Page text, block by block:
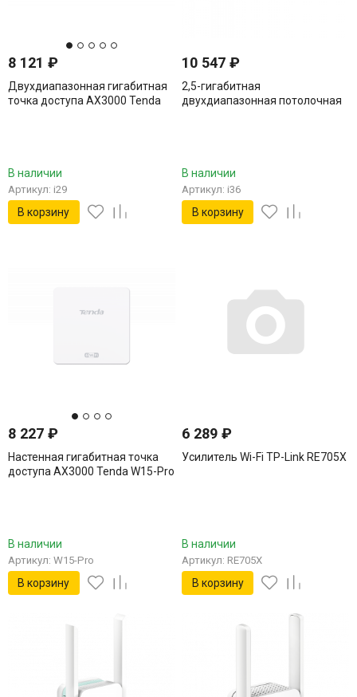
8 121 ₽
Двухдиапазонная гигабитная
точка доступа AX3000 Tenda
В наличии
Артикул: i29
В корзину
10 547₽
2,5-гигабитная
двухдиапазонная потолочная
В наличии
Артикул: i36
В корзину
8 227 ₽
Настенная гигабитная точка
доступа AX3000 Tenda W15-Pro
В наличии
Артикул: W15-Pro
В корзину
6 289₽
Усилитель Wi-Fi TP-Link RE705X
В наличии
Артикул: RE705X
В корзину